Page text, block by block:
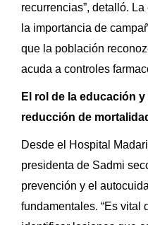
recurrencias”, detalló.
la importancia de
que la población
acuda a controles
El rol de la educación
reducción de
Desde el Hospital
presidenta de Sadmi
prevención y el
fundamentales. “Es vital